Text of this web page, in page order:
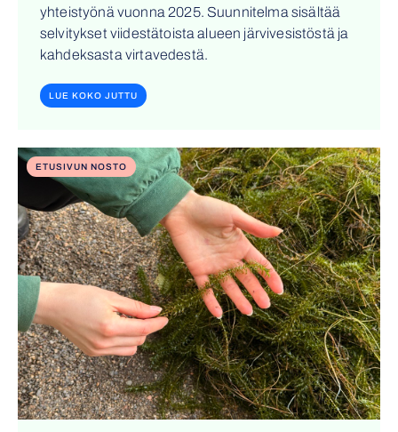
yhteistyönä vuonna 2025. Suunnitelma sisältää
selvitykset viidestätoista alueen järvivesistöstä ja
kahdeksasta virtavedestä.
LUE KOKO JUTTU
ETUSIVUN NOSTO